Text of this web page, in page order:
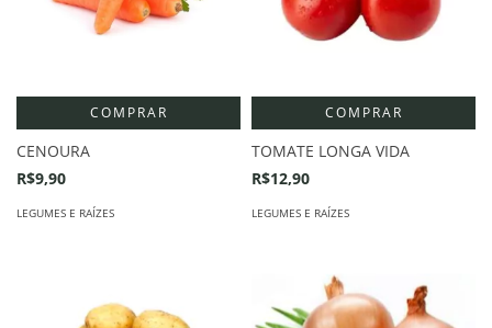
COMPRAR
CENOURA
R$9,90
LEGUMES E RAÍZES
COMPRAR
TOMATE LONGA VIDA
R$12,90
LEGUMES E RAÍZES